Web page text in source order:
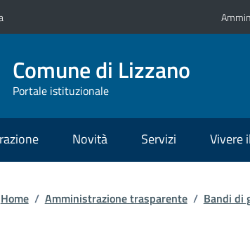
Comune di Lizzano
Portale istituzionale
Novità Servizi Vivere
Home / Amministrazione trasparente / Bandi di